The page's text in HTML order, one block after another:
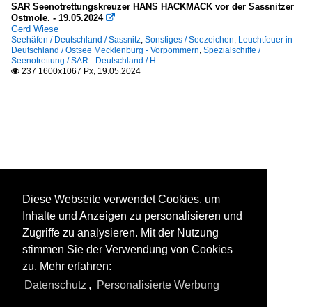
SAR Seenotrettungskreuzer HANS HACKMACK vor der Sassnitzer
Ostmole. - 19.05.2024 
Gerd Wiese
Seehäfen / Deutschland / Sassnitz, Sonstiges / Seezeichen, Leuchtfeuer in
Deutschland / Ostsee Mecklenburg - Vorpommern, Spezialschiffe /
Seenotrettung / SAR - Deutschland / H
 237 1600x1067 Px, 19.05.2024
Diese Webseite verwendet Cookies, um
Inhalte und Anzeigen zu personalisieren und
Zugriffe zu analysieren. Mit der Nutzung
stimmen Sie der Verwendung von Cookies
zu. Mehr erfahren:
Datenschutz , Personalisierte Werbung